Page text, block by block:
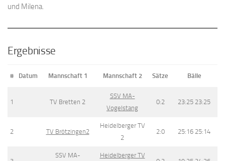
und Milena.
Ergebnisse
# Datum Mannschaft 1 Mannschaft 2 Sätze Bälle
1 TV Bretten 2
SSV MA-
Vogelstang
0:2 23:25 23:25
2 TV Brötzingen2
Heidelberger TV
2
2:0 25:16 25:14
SSV MA-
Heidelberger TV